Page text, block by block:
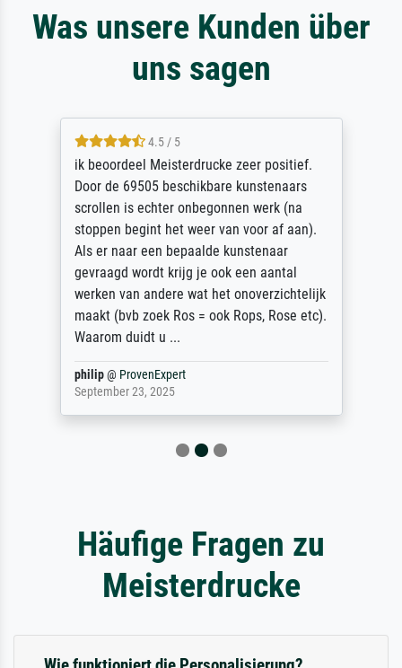
Was unsere Kunden über
uns sagen
4.5 / 5
ik beoordeel Meisterdrucke zeer positief.
Door de 69505 beschikbare kunstenaars
scrollen is echter onbegonnen werk (na
stoppen begint het weer van voor af aan).
Als er naar een bepaalde kunstenaar
gevraagd wordt krijg je ook een aantal
werken van andere wat het onoverzichtelijk
maakt (bvb zoek Ros = ook Rops, Rose etc).
Waarom duidt u ...
philip@ ProvenExpert
September 23, 2025
Häufige Fragen zu
Meisterdrucke